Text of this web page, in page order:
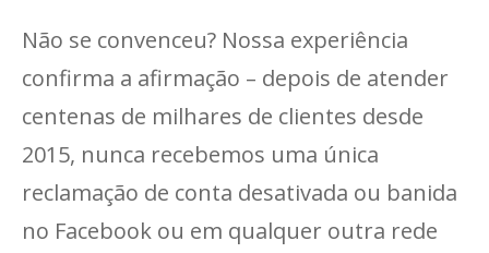
Não se convenceu? Nossa experiência
confirma a afirmação – depois de atender
centenas de milhares de clientes desde
2015, nunca recebemos uma única
reclamação de conta desativada ou banida
no Facebook ou em qualquer outra rede